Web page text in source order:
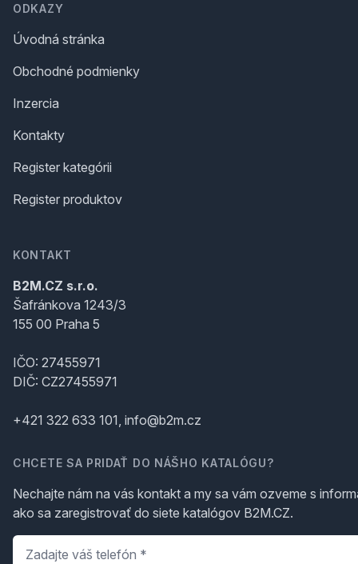
ODKAZY
Úvodná stránka
Obchodné podmienky
Inzercia
Kontakty
Register kategórii
Register produktov
KONTAKT
B2M.CZ s.r.o.
Šafránkova 1243/3
155 00 Praha 5
IČO: 27455971
DIČ: CZ27455971
+421 322 633 101, info@b2m.cz
CHCETE SA PRIDAŤ DO NÁŠHO KATALÓGU?
Nechajte nám na vás kontakt a my sa vám ozveme s
ako sa zaregistrovať do siete katalógov B2M.CZ.
Telefón